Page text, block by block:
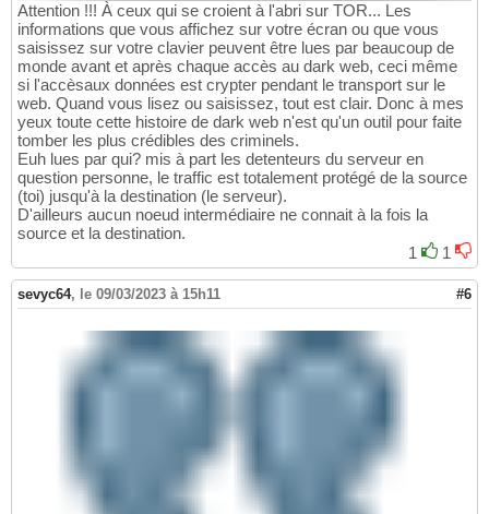
Attention !!! À ceux qui se croient à l'abri sur TOR... Les
informations que vous affichez sur votre écran ou que vous
saisissez sur votre clavier peuvent être lues par beaucoup de
monde avant et après chaque accès au dark web, ceci même
si l'accèsaux données est crypter pendant le transport sur le
web. Quand vous lisez ou saisissez, tout est clair. Donc à mes
yeux toute cette histoire de dark web n'est qu'un outil pour faite
tomber les plus crédibles des criminels.
Euh lues par qui? mis à part les detenteurs du serveur en
question personne, le traffic est totalement protégé de la source
(toi) jusqu'à la destination (le serveur).
D'ailleurs aucun noeud intermédiaire ne connait à la fois la
source et la destination.
1
1
sevyc64, le 09/03/2023 à 15h11 #6